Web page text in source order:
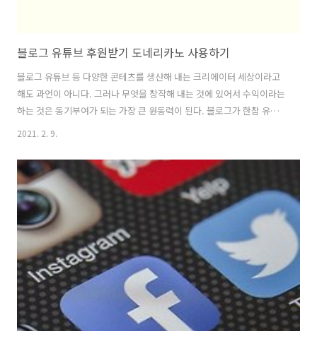
블로그 유튜브 후원받기 도네리카노 사용하기
블로그 유튜브 등 다양한 콘테츠를 생산해 내는 크리에이터 세상이라고
해도 과언이 아니다. 그러나 무엇을 창작해 내는 것에 있어서 수익이라는
하는 것은 동기부여가 되는 가장 큰 원동력이 된다. 블로그가 한참 유행
상하기 힘든 엄청난 부를 얻는 유튜버를 보면서 유튜브에 도전하는 사람
들이 많았다. 이렇게 콘텐츠와 수익의 관계는 매우 밀접하기 때문에, 그
사이에서 균형을 잡는 것이 매우 중요한데, 수익의 기초가 되는 트래픽을
끌기 위해서 어그로를 끌거나 자극적인 소재를 이용해서 수익을 높이는
경우가 많았지만, 너무 자극적이고 부도덕한 콘텐츠로 인해 주작(조작콘
텐츠)이나 범법 ..
2021. 2. 9.